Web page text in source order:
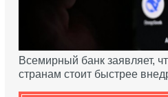
Всемирный банк заявляет,
странам стоит быстрее